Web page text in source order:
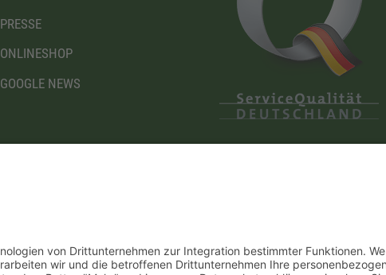
PRESSE
ONLINESHOP
GOOGLE NEWS